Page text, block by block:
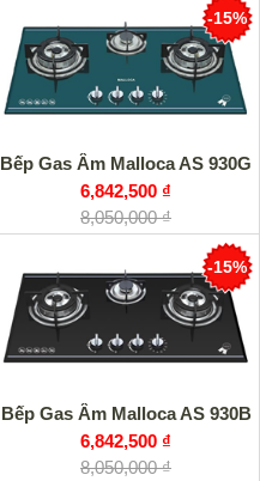
Bếp Gas Âm Malloca AS 930G
6,842,500 ₫
8,050,000 ₫
-15%
Bếp Gas Âm Malloca AS 930B
6,842,500 ₫
8,050,000 ₫
-15%